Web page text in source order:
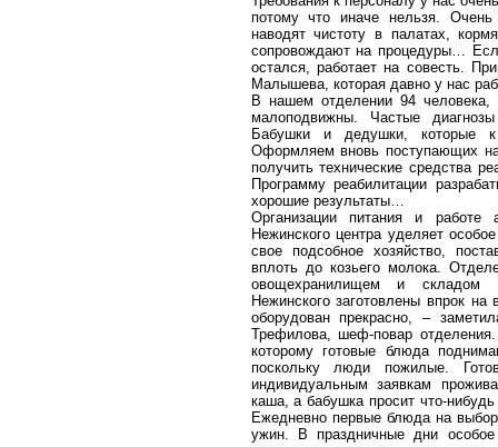
потому что иначе нельзя.
наводят чистоту в палатах,
сопровождают на процедуры…
остался, работает на совесть.
Малышева, которая давно у нас
В нашем отделении 94
малоподвижны. Частые
Бабушки и дедушки, которые
Оформляем вновь поступающих
получить технические средства
Программу реабилитации
хорошие результаты…
Организации питания и работе
Нежинского центра уделяет
свое подсобное хозяйство,
вплоть до козьего молока.
овощехранилищем и складом
Нежинского заготовлены впрок
оборудован прекрасно, –
Трефилова, шеф-повар
которому готовые блюда
поскольку люди пожилые.
индивидуальным заявкам
каша, а бабушка просит что-
Ежедневно первые блюда на
ужин. В праздничные дни